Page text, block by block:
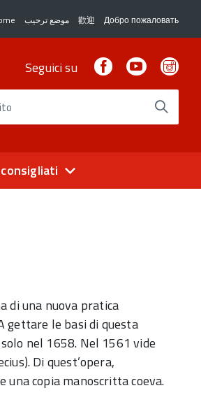
موضع ترحيب 歡迎 Добро пожаловать
Seguici su FacebookYoutube
di una nuova pratica
gettare le basi di questa
nel 1658. Nel 1561 vide
Di quest’opera,
copia manoscritta coeva.